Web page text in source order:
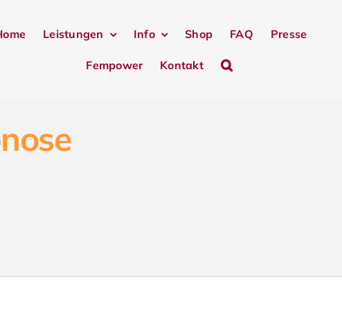
Leistungen Info Shop FAQ Presse
Fempower Kontakt